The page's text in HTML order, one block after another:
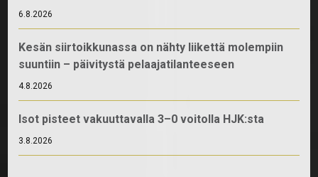
6.8.2026
Kesän siirtoikkunassa on nähty liikettä molempiin
suuntiin – päivitystä pelaajatilanteeseen
4.8.2026
Isot pisteet vakuuttavalla 3–0 voitolla HJK:sta
3.8.2026